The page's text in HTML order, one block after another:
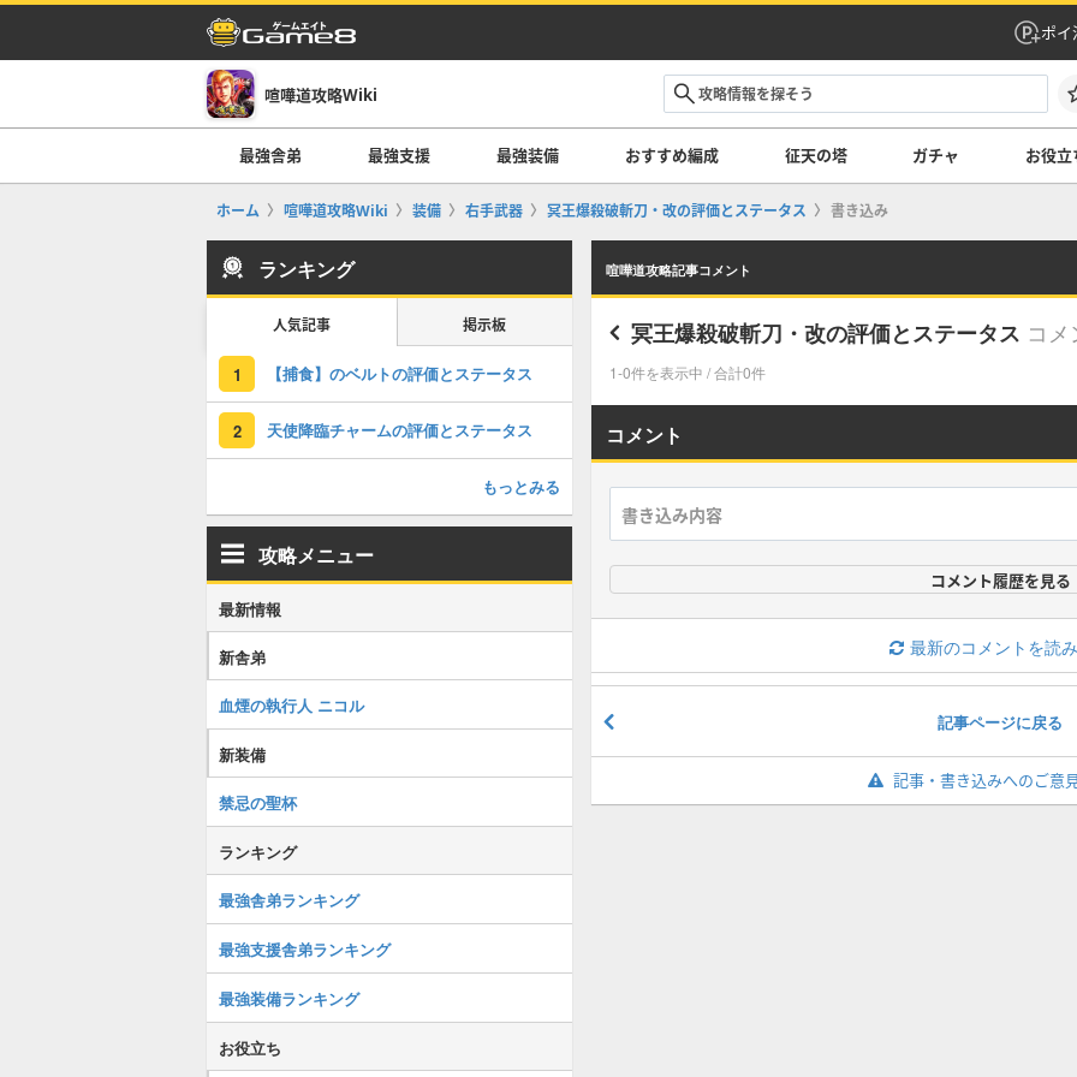
ポイ
喧嘩道攻略Wiki
最強舎弟 最強支援 最強装備 おすすめ編成 征天の塔 ガチャ お役立
ホーム 喧嘩道攻略Wiki 装備 右手武器 冥王爆殺破斬刀・改の評価とステータス 書き込み
喧嘩道攻略記事コメント
冥王爆殺破斬刀・改の評価とステータス コメ
1-0件を表示中 / 合計0件
コメント
コメント履歴を見る
最新のコメントを読
記事ページに戻る
記事・書き込みへのご意
ランキング
人気記事 掲示板
1 【捕食】のベルトの評価とステータス
2 天使降臨チャームの評価とステータス
もっとみる
攻略メニュー
最新情報
新舎弟
血煙の執行人 ニコル
新装備
禁忌の聖杯
ランキング
最強舎弟ランキング
最強支援舎弟ランキング
最強装備ランキング
お役立ち